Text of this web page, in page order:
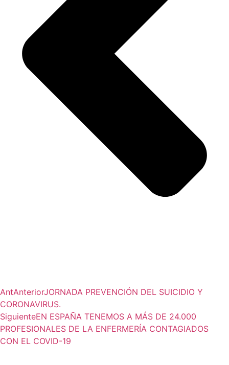
AntAnteriorJORNADA PREVENCIÓN DEL SUICIDIO Y
CORONAVIRUS.
SiguienteEN ESPAÑA TENEMOS A MÁS DE 24.000
PROFESIONALES DE LA ENFERMERÍA CONTAGIADOS
CON EL COVID-19